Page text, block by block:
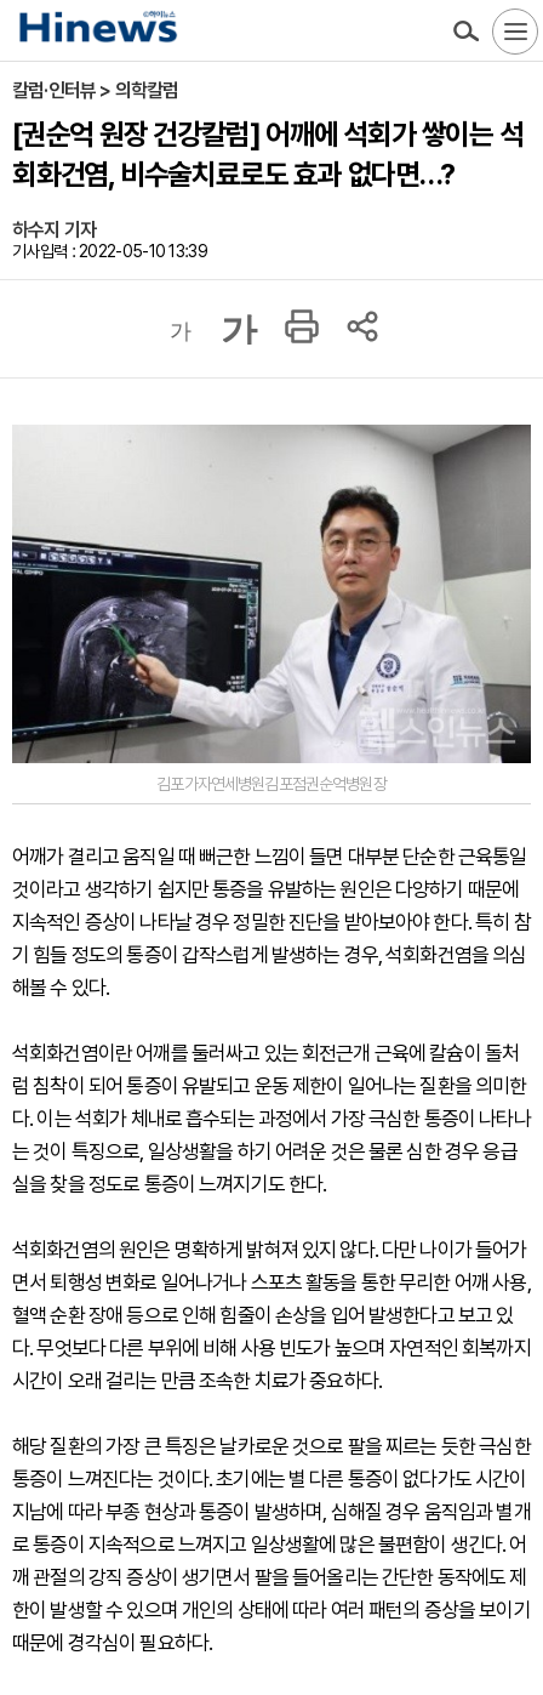
칼럼·인터뷰 > 의학칼럼
[권순억 원장 건강칼럼] 어깨에 석회가 쌓이는 석
회화건염, 비수술치료로도 효과 없다면…?
하수지 기자
기사입력 : 2022-05-10 13:39
가 가
김포가자연세병원김포점권순억병원장
어깨가 결리고 움직일 때 뻐근한 느낌이 들면 대부분 단순한 근육통일
것이라고 생각하기 쉽지만 통증을 유발하는 원인은 다양하기 때문에
지속적인 증상이 나타날 경우 정밀한 진단을 받아보아야 한다. 특히 참
기 힘들 정도의 통증이 갑작스럽게 발생하는 경우, 석회화건염을 의심
해볼 수 있다.
석회화건염이란 어깨를 둘러싸고 있는 회전근개 근육에 칼슘이 돌처
럼 침착이 되어 통증이 유발되고 운동 제한이 일어나는 질환을 의미한
다. 이는 석회가 체내로 흡수되는 과정에서 가장 극심한 통증이 나타나
는 것이 특징으로, 일상생활을 하기 어려운 것은 물론 심한 경우 응급
실을 찾을 정도로 통증이 느껴지기도 한다.
석회화건염의 원인은 명확하게 밝혀져 있지 않다. 다만 나이가 들어가
면서 퇴행성 변화로 일어나거나 스포츠 활동을 통한 무리한 어깨 사용,
혈액 순환 장애 등으로 인해 힘줄이 손상을 입어 발생한다고 보고 있
다. 무엇보다 다른 부위에 비해 사용 빈도가 높으며 자연적인 회복까지
시간이 오래 걸리는 만큼 조속한 치료가 중요하다.
해당 질환의 가장 큰 특징은 날카로운 것으로 팔을 찌르는 듯한 극심한
통증이 느껴진다는 것이다. 초기에는 별 다른 통증이 없다가도 시간이
지남에 따라 부종 현상과 통증이 발생하며, 심해질 경우 움직임과 별개
로 통증이 지속적으로 느껴지고 일상생활에 많은 불편함이 생긴다. 어
깨 관절의 강직 증상이 생기면서 팔을 들어올리는 간단한 동작에도 제
한이 발생할 수 있으며 개인의 상태에 따라 여러 패턴의 증상을 보이기
때문에 경각심이 필요하다.